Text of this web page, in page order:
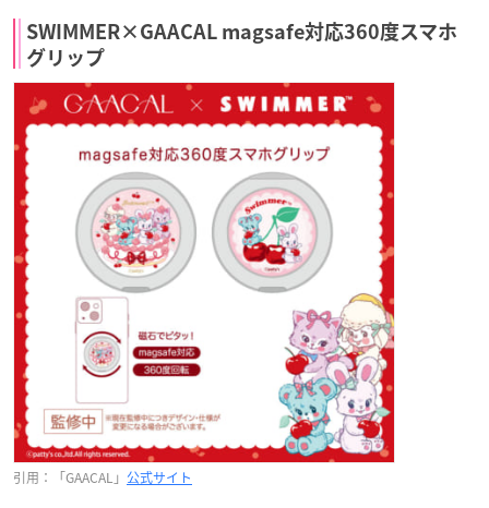
SWIMMER×GAACAL magsafe対応360度スマホ
グリップ
引用：「GAACAL」 公式サイト